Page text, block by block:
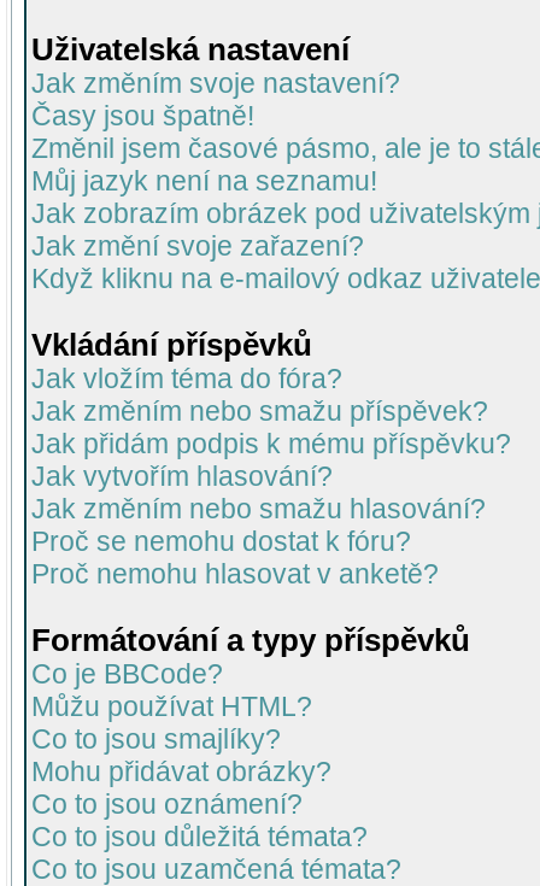
Uživatelská nastavení
Jak změním svoje nastavení?
Časy jsou špatně!
Změnil jsem časové pásmo, ale je to
Můj jazyk není na seznamu!
Jak zobrazím obrázek pod uživatelským
Jak změní svoje zařazení?
Když kliknu na e-mailový odkaz
Vkládání příspěvků
Jak vložím téma do fóra?
Jak změním nebo smažu příspěvek?
Jak přidám podpis k mému příspěvku?
Jak vytvořím hlasování?
Jak změním nebo smažu hlasování?
Proč se nemohu dostat k fóru?
Proč nemohu hlasovat v anketě?
Formátování a typy příspěvků
Co je BBCode?
Můžu používat HTML?
Co to jsou smajlíky?
Mohu přidávat obrázky?
Co to jsou oznámení?
Co to jsou důležitá témata?
Co to jsou uzamčená témata?